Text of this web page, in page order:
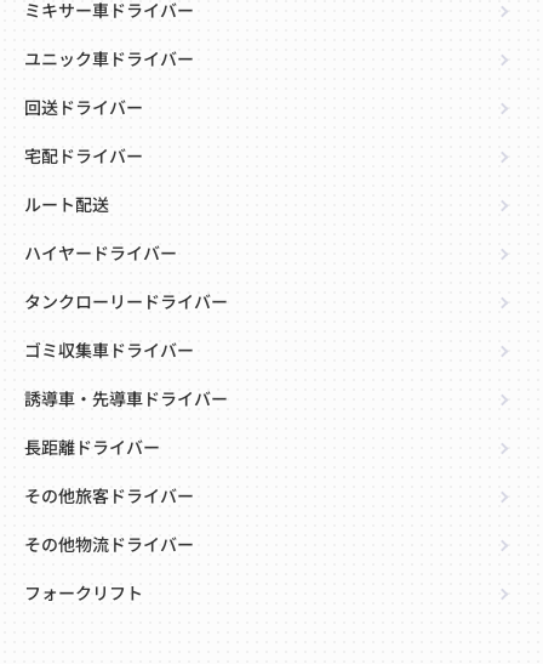
ミキサー車ドライバー
ユニック車ドライバー
回送ドライバー
宅配ドライバー
ルート配送
ハイヤードライバー
タンクローリードライバー
ゴミ収集車ドライバー
誘導車・先導車ドライバー
長距離ドライバー
その他旅客ドライバー
その他物流ドライバー
フォークリフト